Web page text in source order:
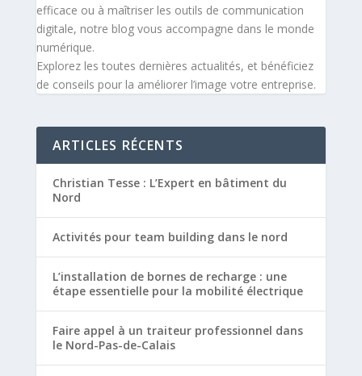
efficace ou à maîtriser les outils de communication
digitale, notre blog vous accompagne dans le monde
numérique.
Explorez les toutes dernières actualités, et bénéficiez
de conseils pour la améliorer l’image votre entreprise.
ARTICLES RÉCENTS
Christian Tesse : L’Expert en bâtiment du
Nord
Activités pour team building dans le nord
L’installation de bornes de recharge : une
étape essentielle pour la mobilité électrique
Faire appel à un traiteur professionnel dans
le Nord-Pas-de-Calais